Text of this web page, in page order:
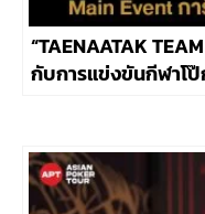
“TAENAATAK
กับการแข่งขันกีฬาโป๊